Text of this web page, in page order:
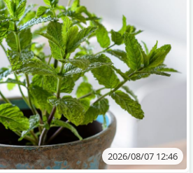
2026/08/07 12:46